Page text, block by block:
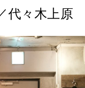
代々木上原